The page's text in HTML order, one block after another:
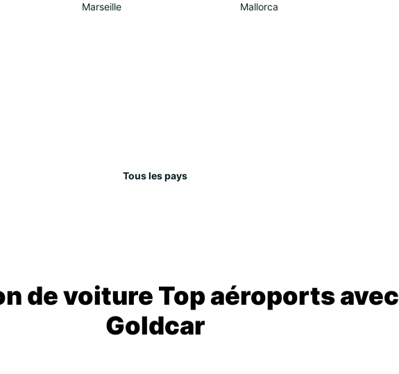
Marseille
Mallorca
Tous les pays
de voiture Top aéroports avec
Goldcar